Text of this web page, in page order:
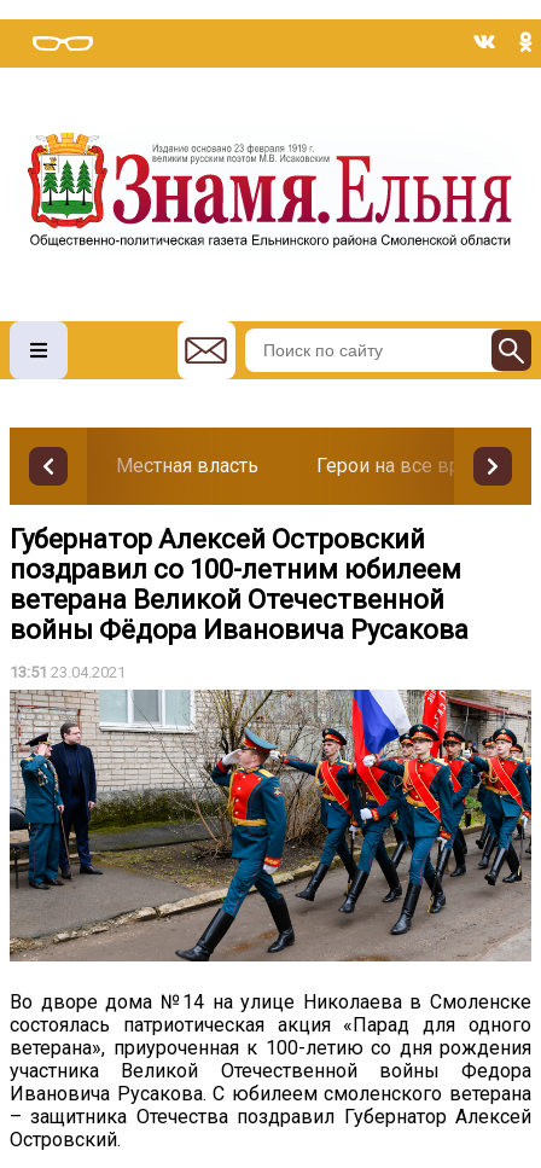
Местная власть Герои на все времена
Губернатор Алексей Островский
поздравил со 100-летним юбилеем
ветерана Великой Отечественной
войны Фёдора Ивановича Русакова
13:51 23.04.2021
Во дворе дома №14 на улице Николаева в Смоленске
состоялась патриотическая акция «Парад для одного
ветерана», приуроченная к 100-летию со дня рождения
участника Великой Отечественной войны Федора
Ивановича Русакова. С юбилеем смоленского ветерана
– защитника Отечества поздравил Губернатор Алексей
Островский.